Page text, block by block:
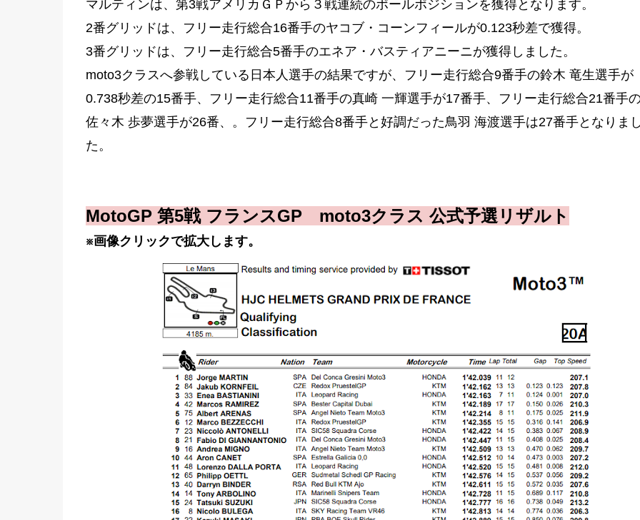
マルティンは、第3戦アメリカＧＰから３戦連続のポールポジションを獲得となります。
2番グリッドは、フリー走行総合16番手のヤコブ・コーンフィールが0.123秒差で獲得。
3番グリッドは、フリー走行総合5番手のエネア・バスティアニーニが獲得しました。
moto3クラスへ参戦している日本人選手の結果ですが、フリー走行総合9番手の鈴木 竜生選手が
0.738秒差の15番手、フリー走行総合11番手の真崎 一輝選手が17番手、フリー走行総合21番手
佐々木 歩夢選手が26番、。フリー走行総合8番手と好調だった鳥羽 海渡選手は27番手となりま
た。
MotoGP 第5戦 フランスGP moto3クラス 公式予選リザルト
※画像クリックで拡大します。